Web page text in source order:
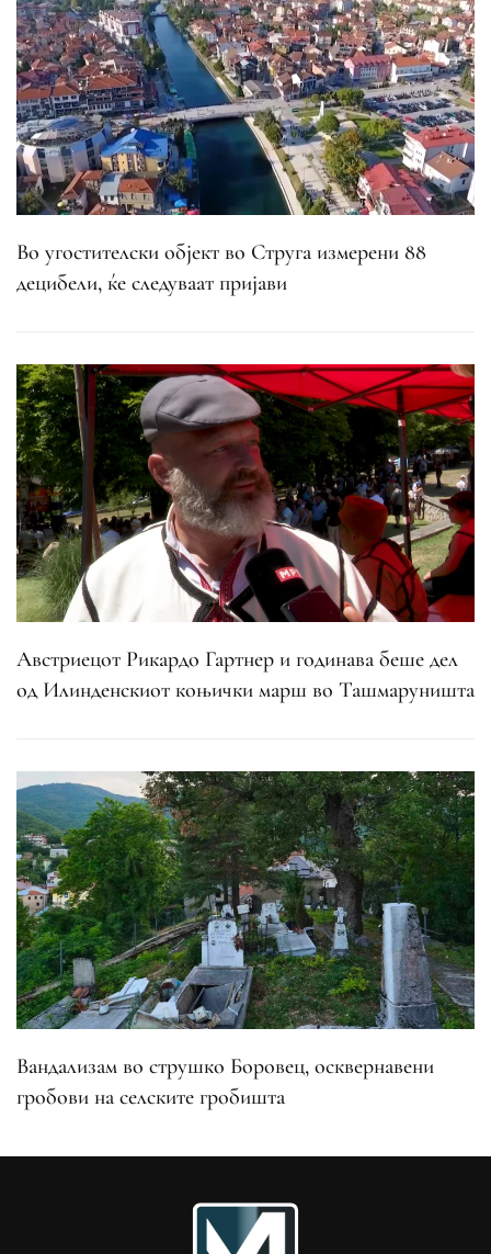
Во угостителски објект во Струга измерени 88
децибели, ќе следуваат пријави
Австриецот Рикардо Гартнер и годинава беше дел
од Илинденскиот коњички марш во Ташмаруништа
Вандализам во струшко Боровец, осквернавени
гробови на селските гробишта